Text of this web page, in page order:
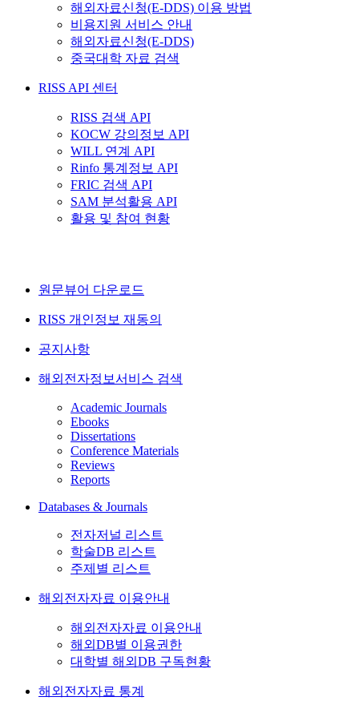
해외자료신청(E-DDS) 이용 방법
비용지원 서비스 안내
해외자료신청(E-DDS)
중국대학 자료 검색
RISS API 센터
RISS 검색 API
KOCW 강의정보 API
WILL 연계 API
Rinfo 통계정보 API
FRIC 검색 API
SAM 분석활용 API
활용 및 참여 현황
원문뷰어 다운로드
RISS 개인정보 재동의
공지사항
해외전자정보서비스 검색
Academic Journals
Ebooks
Dissertations
Conference Materials
Reviews
Reports
Databases & Journals
전자저널 리스트
학술DB 리스트
주제별 리스트
해외전자자료 이용안내
해외전자자료 이용안내
해외DB별 이용권한
대학별 해외DB 구독현황
해외전자자료 통계